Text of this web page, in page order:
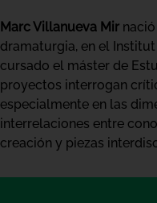
Marc Villanueva Mir
dramaturgia, en el
cursado el máster de
proyectos interrogan
especialmente en las
interrelaciones entre
creación y piezas